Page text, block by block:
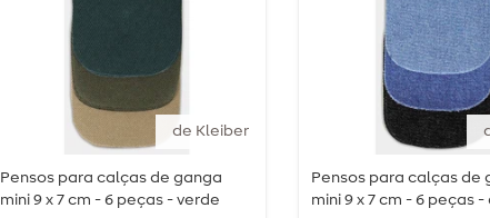
de Kleiber
Pensos para calças de ganga
mini 9 x 7 cm - 6 peças - verde
Pensos para calças de
mini 9 x 7 cm - 6 peças -